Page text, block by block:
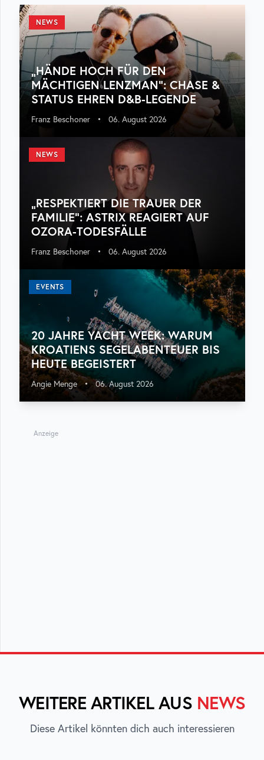
NEWS
„HÄNDE HOCH FÜR DEN
MÄCHTIGEN LENZMAN“: CHASE &
STATUS EHREN D&B-LEGENDE
Franz Beschoner • 06. August 2026
NEWS
„RESPEKTIERT DIE TRAUER DER
FAMILIE“: ASTRIX REAGIERT AUF
OZORA-TODESFÄLLE
Franz Beschoner • 06. August 2026
EVENTS
20 JAHRE YACHT WEEK: WARUM
KROATIENS SEGELABENTEUER BIS
HEUTE BEGEISTERT
Angie Menge • 06. August 2026
Anzeige
WEITERE ARTIKEL AUS NEWS
Diese Artikel könnten dich auch interessieren